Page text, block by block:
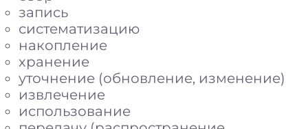
запись
систематизацию
накопление
хранение
уточнение (обновление, изменение)
извлечение
использование